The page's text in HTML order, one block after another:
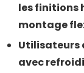
les finitions
montage
Utilisateurs
avec